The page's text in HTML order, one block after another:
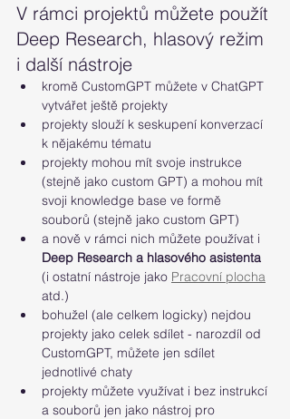
V rámci projektů můžete použít
Deep Research, hlasový režim
i další nástroje
kromě CustomGPT můžete v ChatGPT
vytvářet ještě projekty
projekty slouží k seskupení konverzací
k nějakému tématu
projekty mohou mít svoje instrukce
(stejně jako custom GPT) a mohou mít
svoji knowledge base ve formě
souborů (stejně jako custom GPT)
a nově v rámci nich můžete používat i
Deep Research a hlasového asistenta
(i ostatní nástroje jako Pracovní plocha
atd.)
bohužel (ale celkem logicky) nejdou
projekty jako celek sdílet - narozdíl od
CustomGPT, můžete jen sdílet
jednotlivé chaty
projekty můžete využívat i bez instrukcí
a souborů jen jako nástroj pro